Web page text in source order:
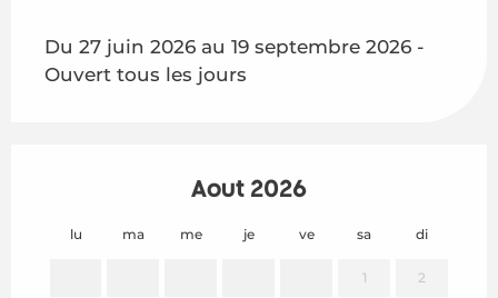
Du 27 juin 2026 au 19 septembre 2026 -
Ouvert tous les jours
Août 2026
lu ma me je ve sa di
1 2